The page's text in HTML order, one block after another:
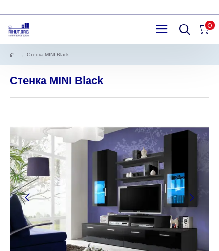
0
Стенка MINI Black
Стенка MINI Black